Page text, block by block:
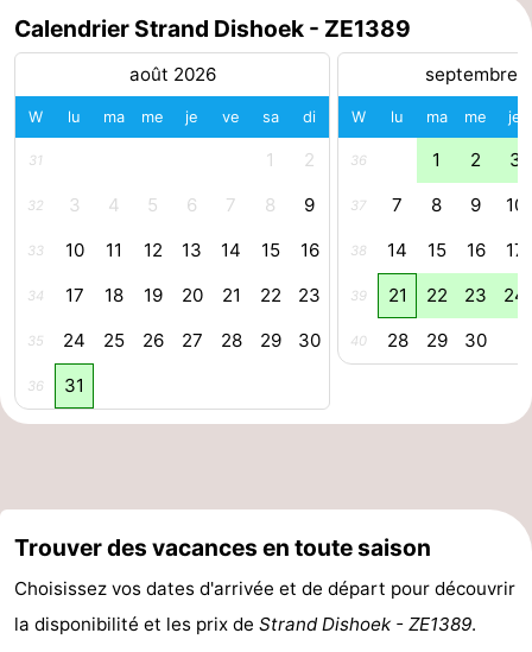
Renesse
-
Brouwershaven
Bruinisse
-
Nature
Oosterschelde
Burgh
Haamstede
Nature
Kop
Schouwen
Walcheren
-
Nature
Oranjezon
-
Oostkapelle
-
Nature
-
Calendrier Strand Dishoek - ZE1389
août 2026
W lu ma me je ve sa di
31 1 2
32 3 4 5 6 7 8 9
33 10 11 12 13 14 15 16
34 17 18 19 20 21 22 23
35 24 25 26 27 28 29 30
36 31
septembre
W lu ma me je
36 1 2 3
37 7 8 9 10
38 14 15 16 17
39 21 22 23 24
40 28 29 30
Trouver des vacances en toute saison
Choisissez vos dates d'arrivée et de départ pour découvrir
la disponibilité et les prix de Strand Dishoek - ZE1389.